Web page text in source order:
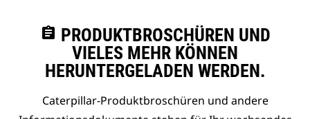
assignment PRODUKTBROSCHÜREN UND
VIELES MEHR KÖNNEN
HERUNTERGELADEN WERDEN.
Caterpillar-Produktbroschüren und andere